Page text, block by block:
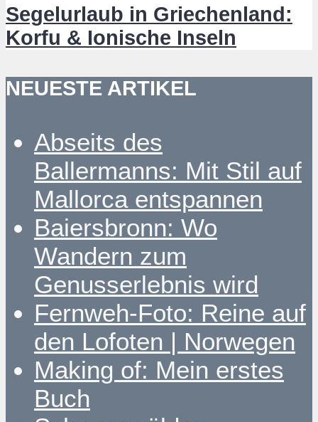
Segelurlaub in Griechenland:
Korfu & Ionische Inseln
NEUESTE ARTIKEL
Abseits des
Ballermanns: Mit Stil auf
Mallorca entspannen
Baiersbronn: Wo
Wandern zum
Genusserlebnis wird
Fernweh-Foto: Reine auf
den Lofoten | Norwegen
Making of: Mein erstes
Buch